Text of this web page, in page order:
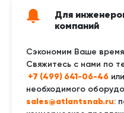
Для
компаний
Сэкономим Ваше
Свяжитесь с нами по
+7 (499) 641-06-46
необходимого
sales@atlantsnab.ru: